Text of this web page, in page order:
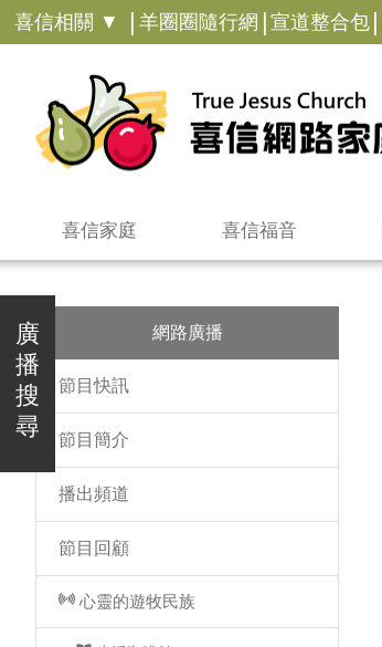
喜信相關 ▼ | 羊圈圈隨行網 | 宣道整合包 |
喜信家庭 喜信福音
廣
播
搜
尋
網路廣播
節目快訊
節目簡介
播出頻道
節目回顧
心靈的遊牧民族